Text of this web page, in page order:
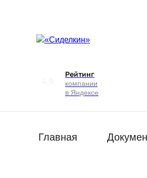
Рейтинг
компании
в Яндексе
Главная